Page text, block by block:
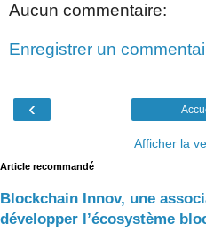
Aucun commentaire:
Enregistrer un
‹
Afficher la
Article recommandé
Blockchain Innov, une
développer l’écosystème